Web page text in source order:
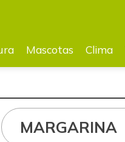
Tecnología
Mascotas Clima
MARGARINA